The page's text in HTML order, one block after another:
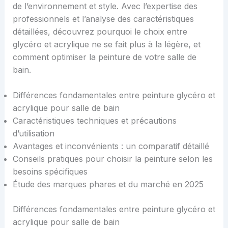
de l’environnement et style. Avec l’expertise des
professionnels et l’analyse des caractéristiques
détaillées, découvrez pourquoi le choix entre
glycéro et acrylique ne se fait plus à la légère, et
comment optimiser la peinture de votre salle de
bain.
Différences fondamentales entre peinture glycéro et
acrylique pour salle de bain
Caractéristiques techniques et précautions
d’utilisation
Avantages et inconvénients : un comparatif détaillé
Conseils pratiques pour choisir la peinture selon les
besoins spécifiques
Étude des marques phares et du marché en 2025
Différences fondamentales entre peinture glycéro et
acrylique pour salle de bain